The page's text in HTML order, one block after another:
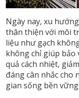
Ngày nay, xu
thân thiện với môi
liệu như gạch
không chỉ giúp bảo
quả cách nhiệt,
đáng cân nhắc
gian sống bền